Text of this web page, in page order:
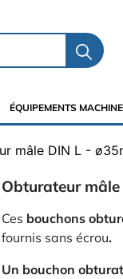
ÉQUIPEMENTS
mâle DIN L -
Obturateur
Ces bouchons
fournis sans écrou.
Un bouchon